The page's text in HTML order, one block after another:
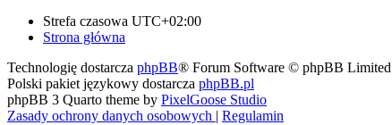
Strefa czasowa UTC+02:00
Strona główna
Technologię dostarcza phpBB® Forum Software © phpBB Limited
Polski pakiet językowy dostarcza phpBB.pl
phpBB 3 Quarto theme by PixelGoose Studio
Zasady ochrony danych osobowych | Regulamin